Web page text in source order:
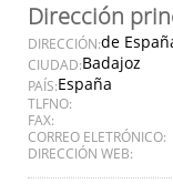
Dirección
DIRECCIÓN:de
CIUDAD:Badajoz
PAÍS:España
TLFNO:
FAX:
CORREO ELETRÓNICO:
DIRECCIÓN WEB: